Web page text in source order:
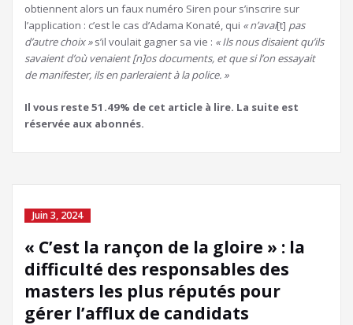
obtiennent alors un faux numéro Siren pour s’inscrire sur
l’application : c’est le cas d’Adama Konaté, qui « n’avai[t] pas
d’autre choix »s’il voulait gagner sa vie : « Ils nous disaient qu’ils
savaient d’où venaient [n]os documents, et que si l’on essayait
de manifester, ils en parleraient à la police. »
Il vous reste 51.49% de cet article à lire. La suite est
réservée aux abonnés.
Juin 3, 2024
« C’est la rançon de la gloire » : la
difficulté des responsables des
masters les plus réputés pour
gérer l’afflux de candidats